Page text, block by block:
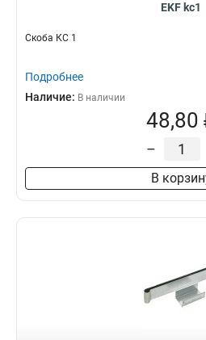
EKF kc1
Скоба КС 1
Подробнее
Наличие: В наличии
48,80
–
В